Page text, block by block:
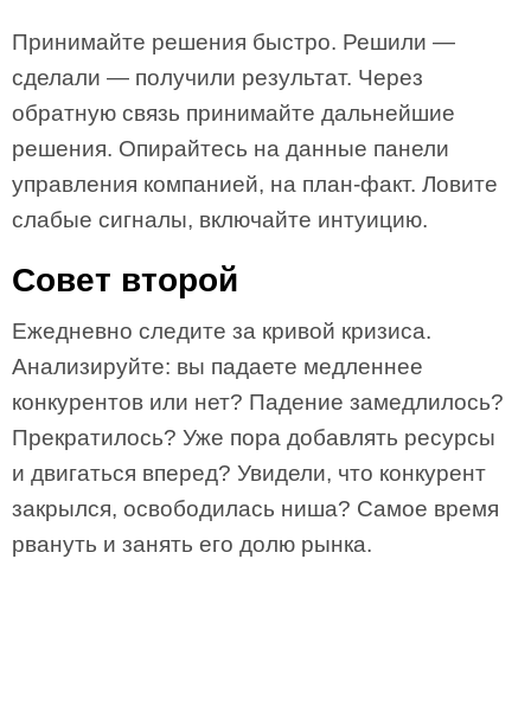
Принимайте решения быстро. Решили —
сделали — получили результат. Через
обратную связь принимайте дальнейшие
решения. Опирайтесь на данные панели
управления компанией, на план-факт. Ловите
слабые сигналы, включайте интуицию.
Совет второй
Ежедневно следите за кривой кризиса.
Анализируйте: вы падаете медленнее
конкурентов или нет? Падение замедлилось?
Прекратилось? Уже пора добавлять ресурсы
и двигаться вперед? Увидели, что конкурент
закрылся, освободилась ниша? Самое время
рвануть и занять его долю рынка.